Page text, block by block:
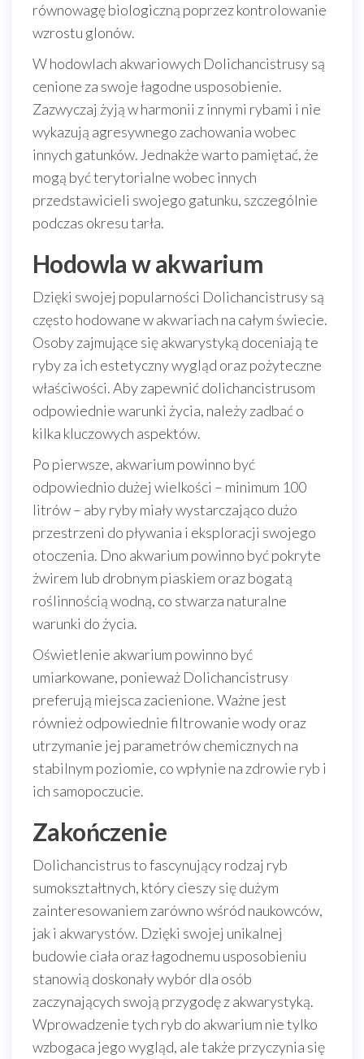
równowagę biologiczną poprzez kontrolowanie
wzrostu glonów.
W hodowlach akwariowych Dolichancistrusy są
cenione za swoje łagodne usposobienie.
Zazwyczaj żyją w harmonii z innymi rybami i nie
wykazują agresywnego zachowania wobec
innych gatunków. Jednakże warto pamiętać, że
mogą być terytorialne wobec innych
przedstawicieli swojego gatunku, szczególnie
podczas okresu tarła.
Hodowla w akwarium
Dzięki swojej popularności Dolichancistrusy są
często hodowane w akwariach na całym świecie.
Osoby zajmujące się akwarystyką doceniają te
ryby za ich estetyczny wygląd oraz pożyteczne
właściwości. Aby zapewnić dolichancistrusom
odpowiednie warunki życia, należy zadbać o
kilka kluczowych aspektów.
Po pierwsze, akwarium powinno być
odpowiednio dużej wielkości – minimum 100
litrów – aby ryby miały wystarczająco dużo
przestrzeni do pływania i eksploracji swojego
otoczenia. Dno akwarium powinno być pokryte
żwirem lub drobnym piaskiem oraz bogatą
roślinnością wodną, co stwarza naturalne
warunki do życia.
Oświetlenie akwarium powinno być
umiarkowane, ponieważ Dolichancistrusy
preferują miejsca zacienione. Ważne jest
również odpowiednie filtrowanie wody oraz
utrzymanie jej parametrów chemicznych na
stabilnym poziomie, co wpłynie na zdrowie ryb i
ich samopoczucie.
Zakończenie
Dolichancistrus to fascynujący rodzaj ryb
sumokształtnych, który cieszy się dużym
zainteresowaniem zarówno wśród naukowców,
jak i akwarystów. Dzięki swojej unikalnej
budowie ciała oraz łagodnemu usposobieniu
stanowią doskonały wybór dla osób
zaczynających swoją przygodę z akwarystyką.
Wprowadzenie tych ryb do akwarium nie tylko
wzbogaca jego wygląd, ale także przyczynia się